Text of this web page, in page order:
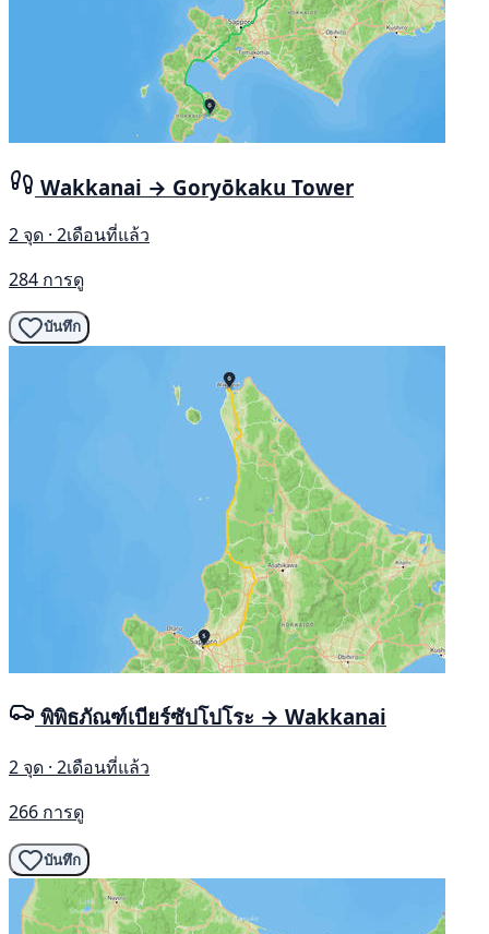
Wakkanai → Goryōkaku Tower
2 จุด · 2เดือนที่แล้ว
284 การดู
บันทึก
พิพิธภัณฑ์เบียร์ซัปโปโระ → Wakkanai
2 จุด · 2เดือนที่แล้ว
266 การดู
บันทึก